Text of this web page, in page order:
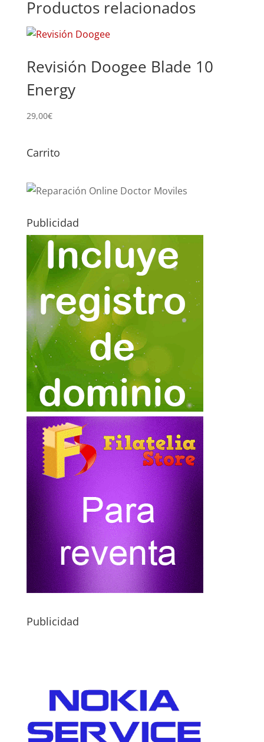
Productos relacionados
Revisión Doogee Blade 10
Energy
29,00€
Carrito
Publicidad
Publicidad